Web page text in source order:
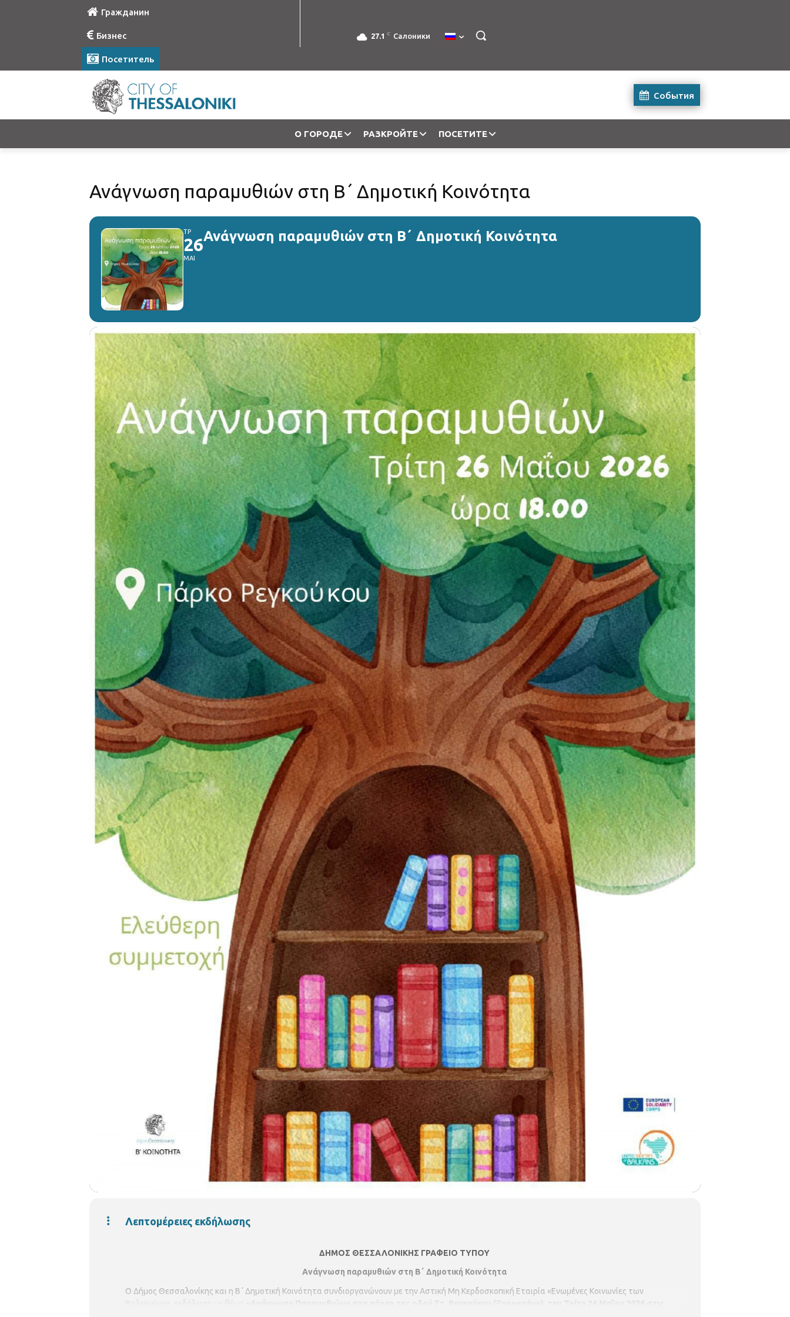
Гражданин
Бизнес
Посетитель
27.1 C Салоники
События
О ГОРОДЕ РАЗКРОЙТЕ ПОСЕТИТЕ
Ανάγνωση παραμυθιών στη Β΄ Δημοτική Κοινότητα
ΤΡ
26
ΜΑΙ
Ανάγνωση παραμυθιών στη Β΄ Δημοτική Κοινότητα
Λεπτομέρειες εκδήλωσης
ΔΗΜΟΣ ΘΕΣΣΑΛΟΝΙΚΗΣ ΓΡΑΦΕΙΟ ΤΥΠΟΥ
Ανάγνωση παραμυθιών στη Β΄ Δημοτική Κοινότητα
Ο Δήμος Θεσσαλονίκης και η Β΄ Δημοτική Κοινότητα συνδιοργανώνουν με την Αστική Μη Κερδοσκοπική Εταιρία «Ενωμένες Κοινωνίες των
«Ανάγνωση Παραμυθιών» στο πάρκο της οδού Στ. Ρεγκούκου (Ξηροκρήνη), την Τρίτη 26 Μαΐου 2026 στις